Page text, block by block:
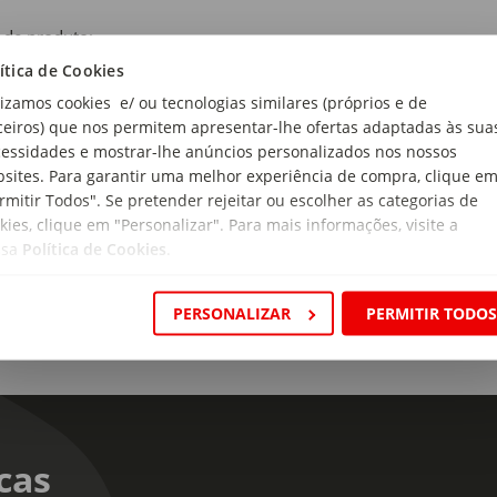
de Cookies
cookies e/ ou tecnologias similares (próprios e de
que nos permitem apresentar-lhe ofertas adaptadas às
e mostrar-lhe anúncios personalizados nos nossos
Para garantir uma melhor experiência de compra, clique em
Todos". Se pretender rejeitar ou escolher as categorias de
clique em "Personalizar". Para mais informações, visite a
Política de Cookies
PERSONALIZAR PERMITIR TODOS
de produto:
de Arrumação
e Madeira